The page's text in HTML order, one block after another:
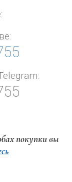
покупки вы